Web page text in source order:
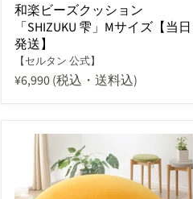
和楽ビーズクッション
「SHIZUKU 雫」Mサイズ【当日
発送】
【セルタン 公式】
¥6,990(税込・送料込)